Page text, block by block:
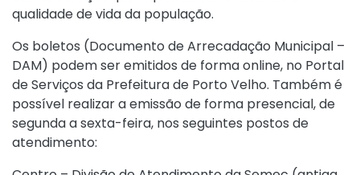
qualidade de vida da população.
Os boletos (Documento de Arrecadação Municipal –
DAM) podem ser emitidos de forma online, no Portal
de Serviços da Prefeitura de Porto Velho. Também é
possível realizar a emissão de forma presencial, de
segunda a sexta-feira, nos seguintes postos de
atendimento: